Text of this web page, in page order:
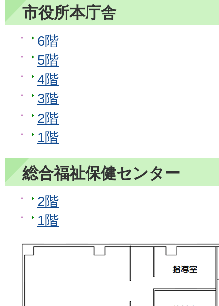
市役所本庁舎
6階
5階
4階
3階
2階
1階
総合福祉保健センター
2階
1階